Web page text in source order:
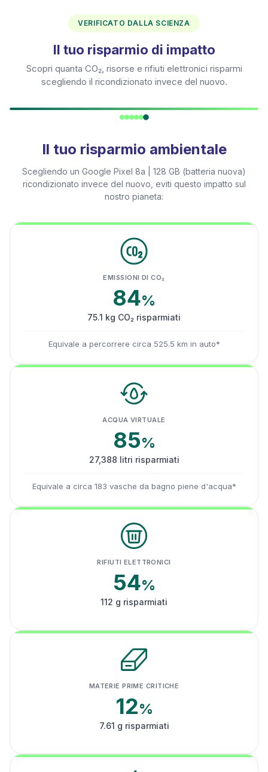
VERIFICATO DALLA SCIENZA
Il tuo risparmio di impatto
Scopri quanta CO₂, risorse e rifiuti elettronici risparmi
scegliendo il ricondizionato invece del nuovo.
Il tuo risparmio ambientale
Scegliendo un Google Pixel 8a | 128 GB (batteria nuova)
ricondizionato invece del nuovo, eviti questo impatto sul
nostro pianeta:
EMISSIONI DI CO₂
84%
75.1 kg CO₂ risparmiati
Equivale a percorrere circa 525.5 km in auto*
ACQUA VIRTUALE
85%
27,388 litri risparmiati
Equivale a circa 183 vasche da bagno piene d'acqua*
RIFIUTI ELETTRONICI
54%
112 g risparmiati
MATERIE PRIME CRITICHE
12%
7.61 g risparmiati